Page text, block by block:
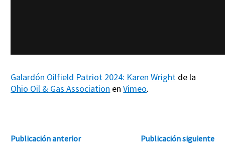
Galardón Oilfield Patriot 2024: Karen Wright de la
Ohio Oil & Gas Association enVimeo.
Publicación anterior Publicación siguiente